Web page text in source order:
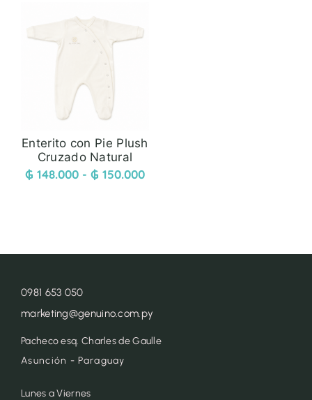
Enterito con Pie Plush
Cruzado Natural
₲ 148.000 - ₲ 150.000
0981 653 050
marketing@genuino.com.py
Pacheco esq. Charles de Gaulle
Asunción - Paraguay
Lunes a Viernes